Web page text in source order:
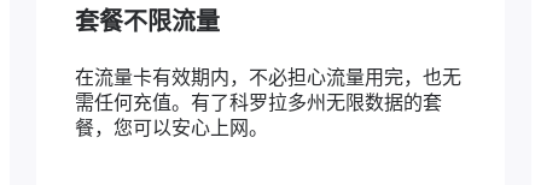
套餐不限流量
在流量卡有效期内，不必担心流量用完，也无
需任何充值。有了科罗拉多州无限数据的套
餐，您可以安心上网。